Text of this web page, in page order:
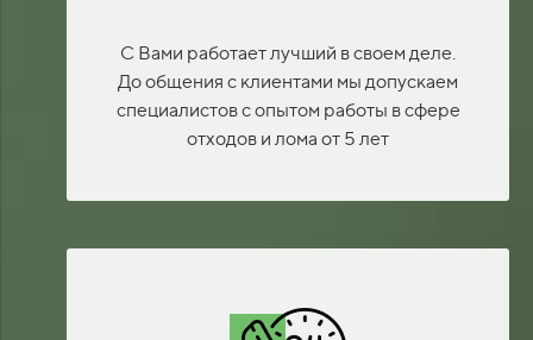
С Вами работает лучший в своем деле.
До общения с клиентами мы допускаем
специалистов с опытом работы в сфере
отходов и лома от 5 лет